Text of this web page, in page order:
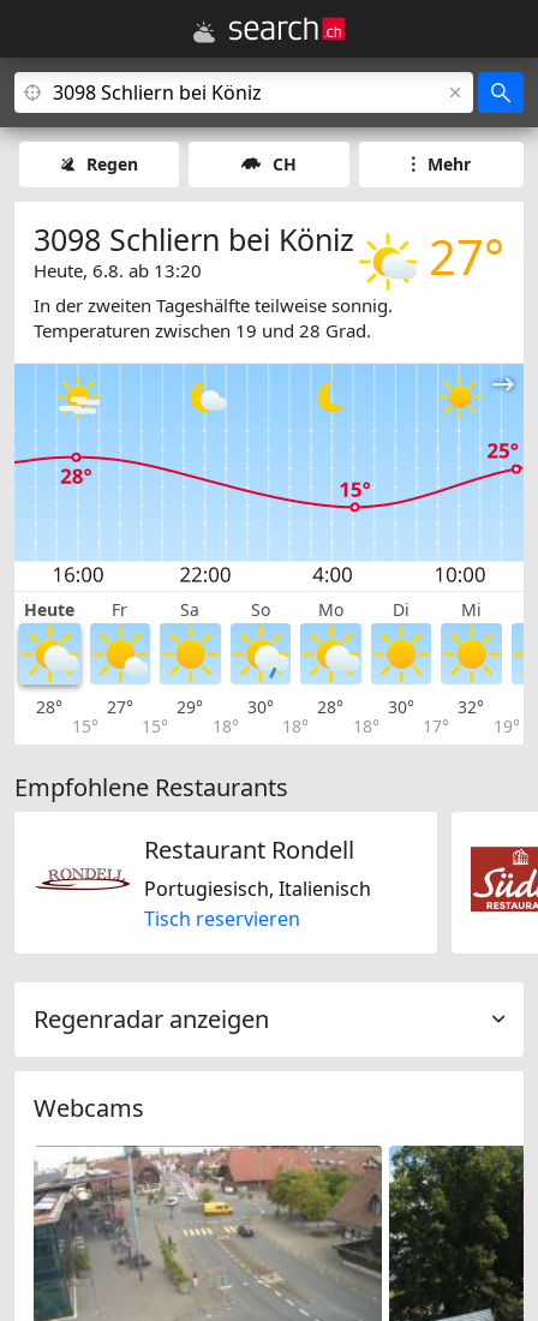
Regen CH Mehr
27°
3098 Schliern bei Köniz
Heute, 6.8. ab 13:20
In der zweiten Tageshälfte teilweise sonnig.
Temperaturen zwischen 19 und 28 Grad.
Heute Fr Sa So Mo Di Mi
28°
15°
27°
15°
29°
18°
30°
18°
28°
18°
30°
17°
32°
19°
Empfohlene Restaurants
Restaurant Rondell
Portugiesisch, Italienisch
Tisch reservieren
Regenradar anzeigen
Webcams